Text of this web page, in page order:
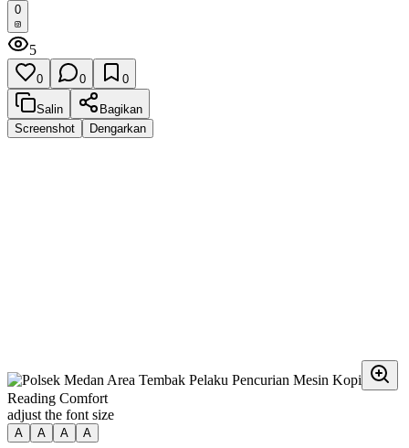
0
5
0 0 0
Salin
Bagikan
Screenshot
Dengarkan
Reading Comfort
adjust the font size
A A A A